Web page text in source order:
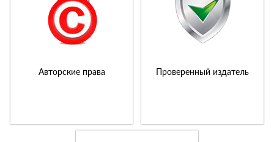
Авторские права Проверенный издатель